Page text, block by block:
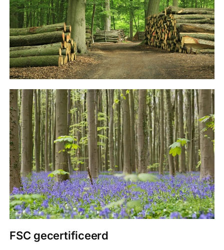
FSC gecertificeerd